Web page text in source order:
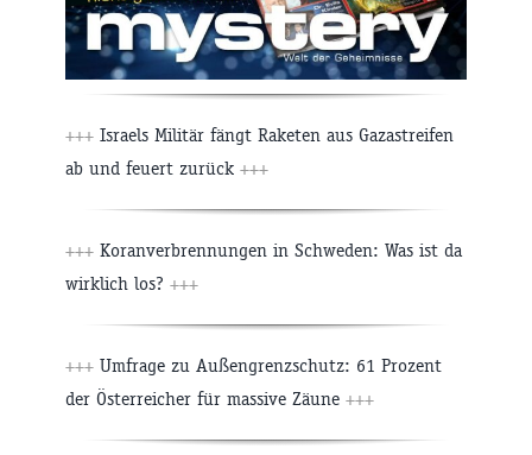
+++ Israels Militär fängt Raketen aus Gazastreifen
ab und feuert zurück +++
+++ Koranverbrennungen in Schweden: Was ist da
wirklich los? +++
+++ Umfrage zu Außengrenzschutz: 61 Prozent
der Österreicher für massive Zäune +++